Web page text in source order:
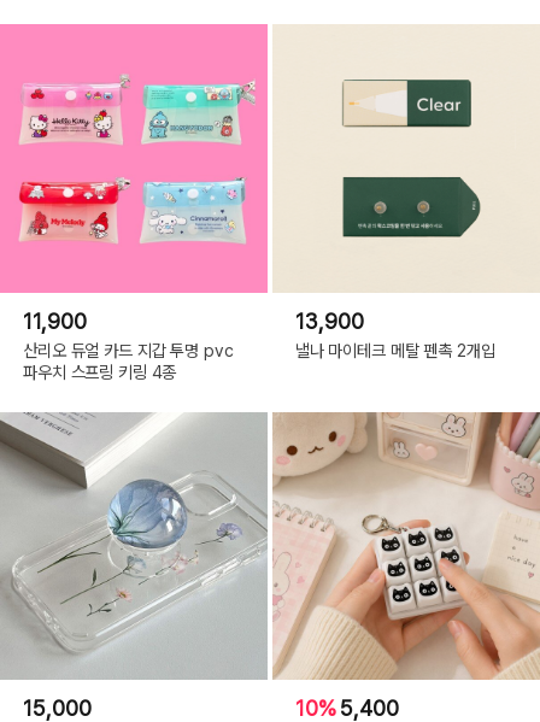
11,900
산리오 듀얼 카드 지갑 투명 pvc
파우치 스프링 키링 4종
13,900
낼나 마이테크 메탈 펜촉 2개입
15,000 10%5,400